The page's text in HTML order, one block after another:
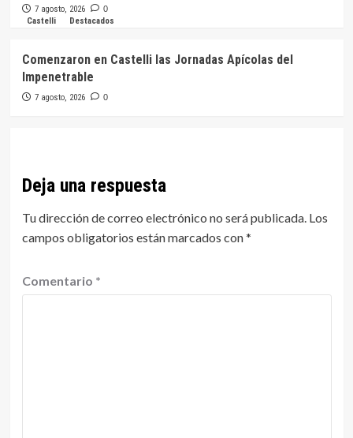
7 agosto, 2026 0
Castelli Destacados
Comenzaron en Castelli las Jornadas Apícolas del
Impenetrable
7 agosto, 2026 0
Deja una respuesta
Tu dirección de correo electrónico no será publicada. Los
campos obligatorios están marcados con*
Comentario *